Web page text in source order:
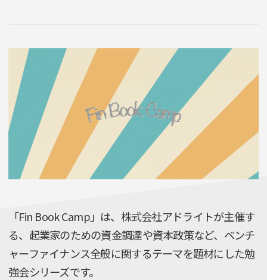
「Fin Book Camp」は、株式会社アドライトが主催す
る、起業家のための資金調達や資本政策など、ベンチ
ャーファイナンス全般に関するテーマを題材にした勉
強会シリーズです。